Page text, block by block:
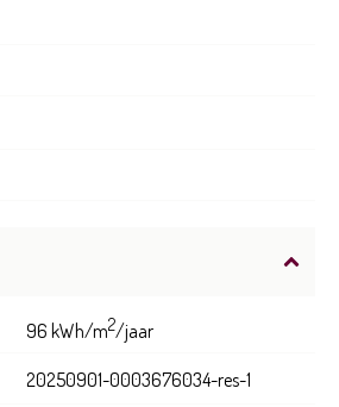
96 kWh/m2/jaar
20250901-0003676034-res-1